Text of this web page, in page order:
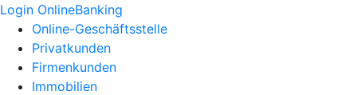
Login OnlineBanking
Online-Geschäftsstelle
Privatkunden
Firmenkunden
Immobilien